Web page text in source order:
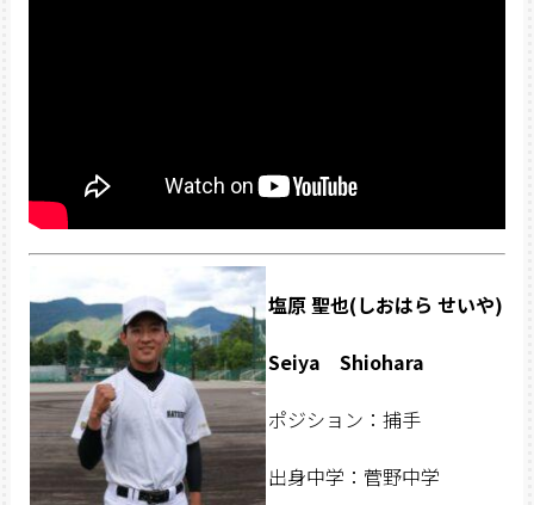
塩原 聖也(しおはら せいや)
Seiya Shiohara
ポジション：捕手
出身中学：菅野中学